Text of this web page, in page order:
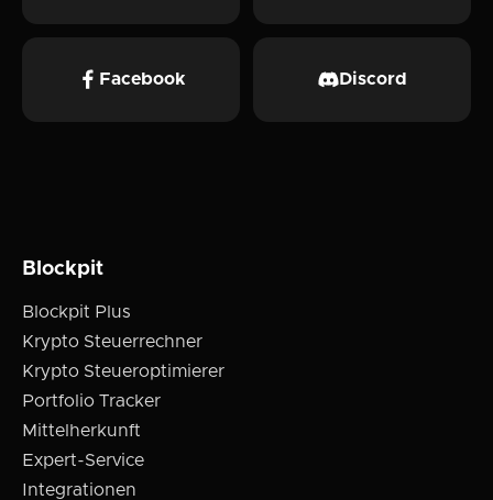
Facebook Discord
Blockpit
Blockpit Plus
Krypto Steuerrechner
Krypto Steueroptimierer
Portfolio Tracker
Mittelherkunft
Expert-Service
Integrationen